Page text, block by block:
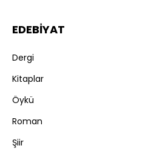
EDEBİYAT
Dergi
Kitaplar
Öykü
Roman
Şiir